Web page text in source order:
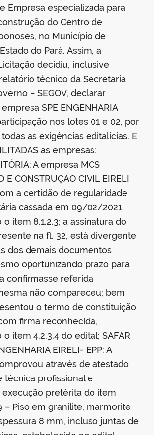
Empresa especializada para
do Centro de
no Município de
do Pará. Assim, a
decidiu, inclusive
técnico da Secretaria
– SEGOV, declarar
SPE ENGENHARIA
nos lotes 01 e 02, por
as exigências editalícias. E
as empresas:
A empresa MCS
E CONSTRUÇÃO CIVIL EIRELI
a certidão de regularidade
cassada em 09/02/2021,
item 8.1.2.3; a assinatura do
na fl. 32, está divergente
dos demais documentos
oportunizando prazo para
confirmasse referida
não compareceu; bem
o termo de constituição
firma reconhecida,
item 4.2.3.4 do edital; SAFAR
EIRELI- EPP: A
através de atestado
técnica profissional e
execução pretérita do item
– Piso em granilite, marmorite
8 mm, incluso juntas de